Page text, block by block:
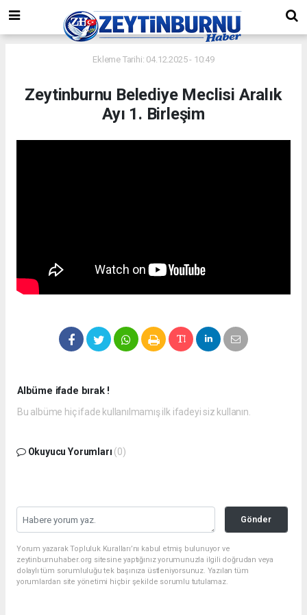
Ekleme Tarihi: 04.12.2025 - 10:49
Zeytinburnu Belediye Meclisi Aralık
Ayı 1. Birleşim
Albüme ifade bırak !
Bu albüme hiç ifade kullanılmamış ilk ifadeyi siz kullanın.
Okuyucu Yorumları (0)
Gönder
Yorum yazarak Topluluk Kuralları’nı kabul etmiş bulunuyor ve
zeytinburnuhaber.org sitesine yaptığınız yorumunuzla ilgili doğrudan veya
dolaylı tüm sorumluluğu tek başınıza üstleniyorsunuz. Yazılan tüm
yorumlardan site yönetimi hiçbir şekilde sorumlu tutulamaz.